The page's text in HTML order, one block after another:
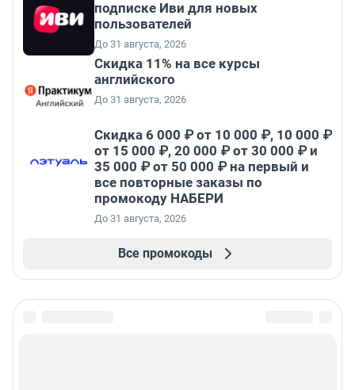
подписке Иви для новых
пользователей
До 31 августа, 2026
Скидка 11% на все курсы
английского
До 31 августа, 2026
Скидка 6 000 ₽ от 10 000 ₽, 10 000 ₽
от 15 000 ₽, 20 000 ₽ от 30 000 ₽ и
35 000 ₽ от 50 000 ₽ на первый и
все повторные заказы по
промокоду НАБЕРИ
До 31 августа, 2026
Все промокоды